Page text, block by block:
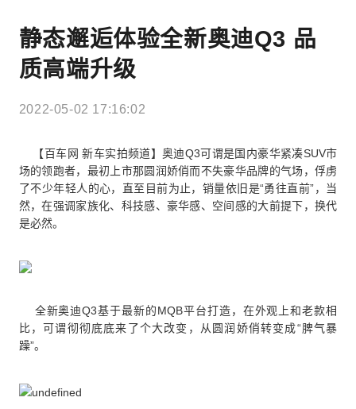
静态邂逅体验全新奥迪Q3 品
质高端升级
2022-05-02 17:16:02
【百车网 新车实拍频道】奥迪Q3可谓是国内豪华紧凑SUV市
场的领跑者，最初上市那圆润娇俏而不失豪华品牌的气场，俘虏
了不少年轻人的心，直至目前为止，销量依旧是“勇往直前”，当
然，在强调家族化、科技感、豪华感、空间感的大前提下，换代
是必然。
全新奥迪Q3基于最新的MQB平台打造，在外观上和老款相
比，可谓彻彻底底来了个大改变，从圆润娇俏转变成“脾气暴
躁”。